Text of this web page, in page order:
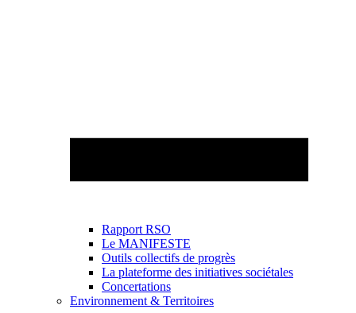
Rapport RSO
Le MANIFESTE
Outils collectifs de progrès
La plateforme des initiatives sociétales
Concertations
Environnement & Territoires